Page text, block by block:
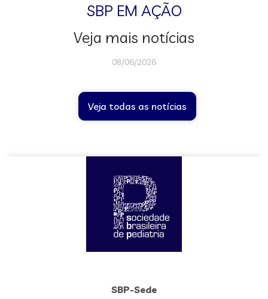
SBP EM AÇÃO
Veja mais notícias
08/06/2026
Veja todas as notícias
SBP-Sede